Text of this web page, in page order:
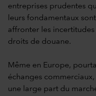
entreprises prudentes
leurs fondamentaux
affronter les
droits de douane.
Même en Europe,
échanges
une large part du